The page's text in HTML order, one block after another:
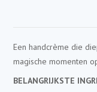
Een handcrème die
magische momenten
BELANGRIJKSTE